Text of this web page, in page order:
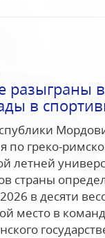
разыграны
в
по греко-
летней
страны
в десяти
место в